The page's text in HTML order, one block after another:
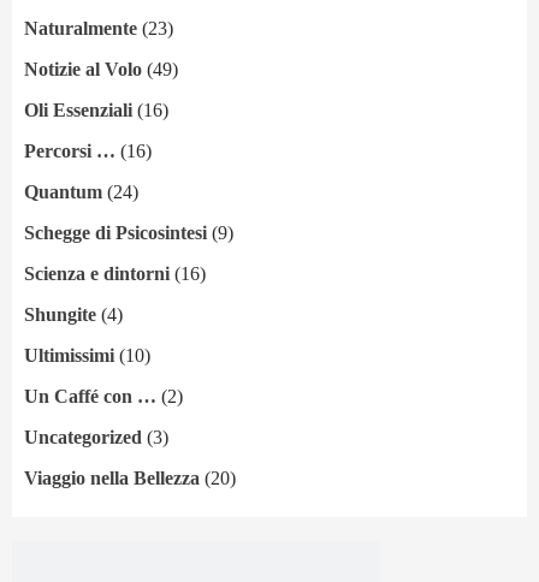
Naturalmente (23)
Notizie al Volo (49)
Oli Essenziali (16)
Percorsi … (16)
Quantum (24)
Schegge di Psicosintesi (9)
Scienza e dintorni (16)
Shungite (4)
Ultimissimi (10)
Un Caffé con … (2)
Uncategorized (3)
Viaggio nella Bellezza (20)